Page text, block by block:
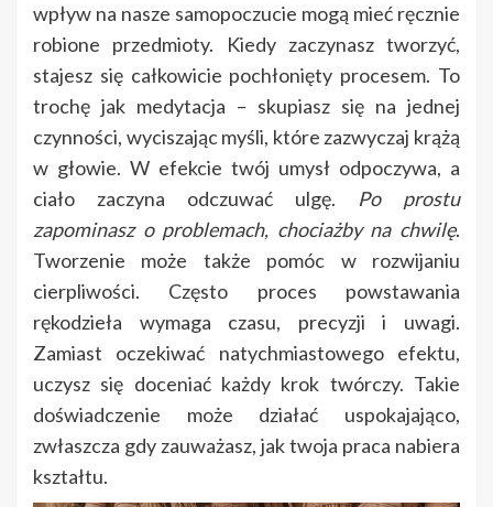
wpływ na nasze samopoczucie mogą mieć ręcznie
robione przedmioty. Kiedy zaczynasz tworzyć,
stajesz się całkowicie pochłonięty procesem. To
trochę jak medytacja – skupiasz się na jednej
czynności, wyciszając myśli, które zazwyczaj krążą
w głowie. W efekcie twój umysł odpoczywa, a
ciało zaczyna odczuwać ulgę. Po prostu
zapominasz o problemach, chociażby na chwilę.
Tworzenie może także pomóc w rozwijaniu
cierpliwości. Często proces powstawania
rękodzieła wymaga czasu, precyzji i uwagi.
Zamiast oczekiwać natychmiastowego efektu,
uczysz się doceniać każdy krok twórczy. Takie
doświadczenie może działać uspokajająco,
zwłaszcza gdy zauważasz, jak twoja praca nabiera
kształtu.